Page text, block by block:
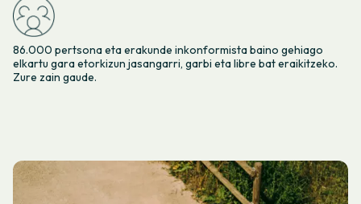
86.000 pertsona eta erakunde inkonformista baino gehiago
elkartu gara etorkizun jasangarri, garbi eta libre bat eraikitzeko.
Zure zain gaude.